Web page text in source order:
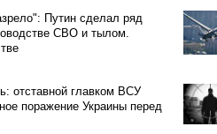
Путин сделал ряд
СВО и тылом.
отставной главком ВСУ
поражение Украины перед